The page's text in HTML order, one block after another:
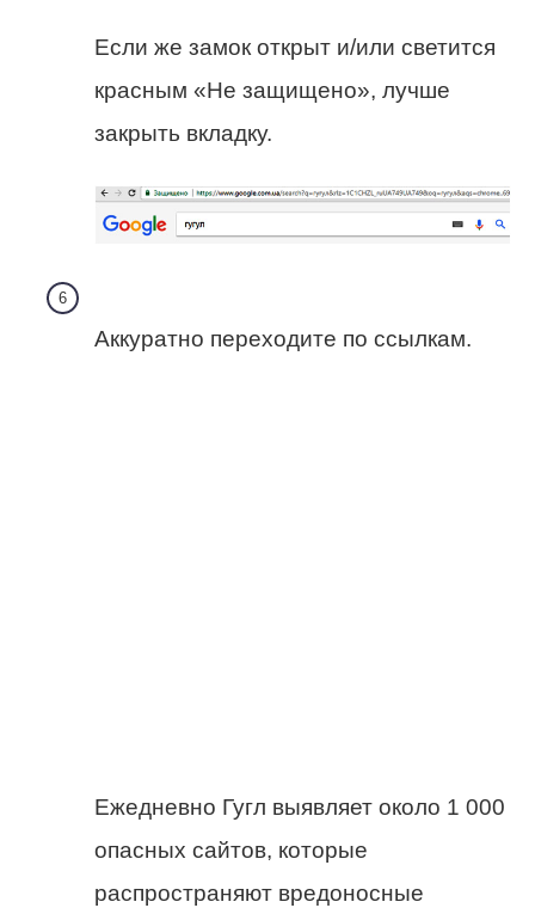
Если же замок открыт и/или светится
красным «Не защищено», лучше
закрыть вкладку.
Аккуратно переходите по ссылкам.
Ежедневно Гугл выявляет около 1 000
опасных сайтов, которые
распространяют вредоносные